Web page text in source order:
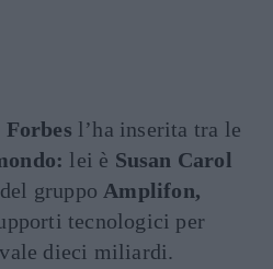
Forbes l’ha inserita tra le
lei è Susan Carol
del gruppo Amplifon,
tecnologici per
vale dieci miliardi.